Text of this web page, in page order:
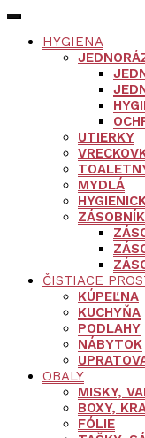
HYGIENA
UTIERKY
MYDLÁ
ZÁSOBNÍK
ČISTIACE
KÚPEĽNA
KUCHYŇA
PODLAHY
NÁBYTOK
OBALY
MISKY,
BOXY,
FÓLIE